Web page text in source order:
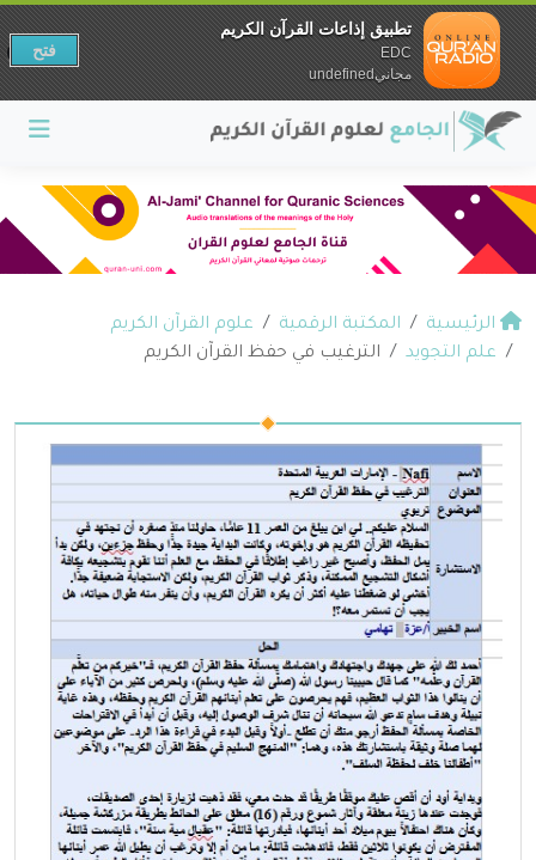
الرئيسية المكتبة الرقمية
علوم القرآن الكريم
علم التجويد
الترغيب في حفظ القرآن الكريم
تطبيق إذاعات القرآن الكريم
EDC
مجانيundefined
فتح